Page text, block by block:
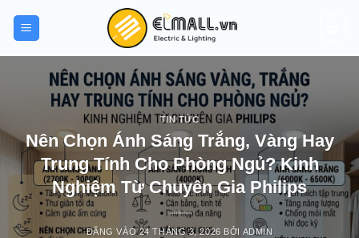
TIN TỨC
Nên Chọn Ánh Sáng Trắng, Vàng Hay
Trung Tính Cho Phòng Ngủ? Kinh
Nghiệm Từ Chuyên Gia Philips
ĐĂNG VÀO24 THÁNG 3, 2026 BỞI ADMIN